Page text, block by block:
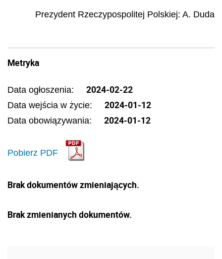
Prezydent Rzeczypospolitej Polskiej: A. Duda
Metryka
Data ogłoszenia: 2024-02-22
Data wejścia w życie: 2024-01-12
Data obowiązywania: 2024-01-12
Pobierz PDF
Brak dokumentów zmieniających.
Brak zmienianych dokumentów.